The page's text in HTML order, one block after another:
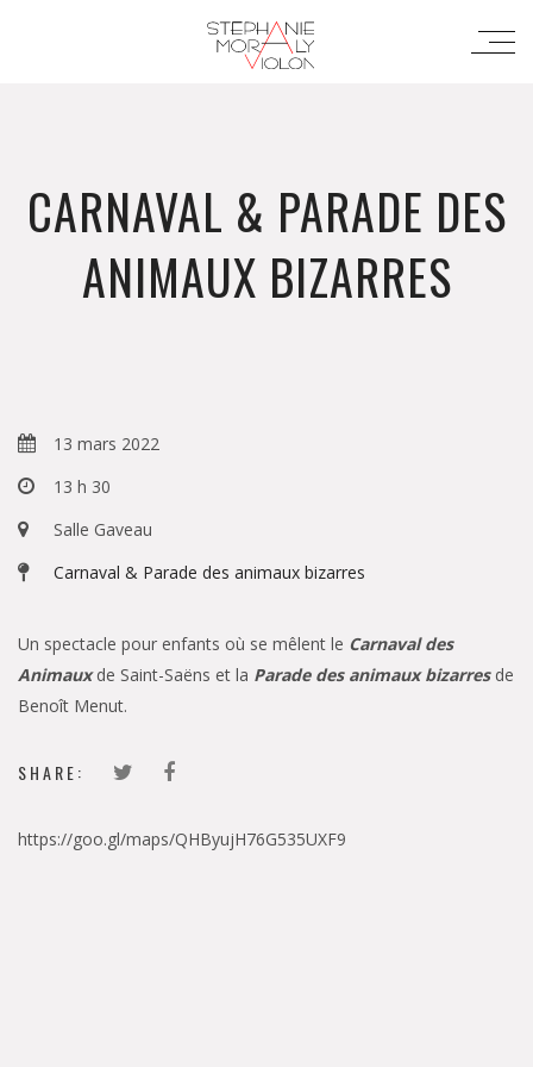
CARNAVAL & PARADE DES
ANIMAUX BIZARRES
13 mars 2022
13 h 30
Salle Gaveau
Carnaval & Parade des animaux bizarres
Un spectacle pour enfants où se mêlent le Carnaval des
Animaux de Saint-Saëns et la Parade des animaux bizarres de
Benoît Menut.
SHARE:
https://goo.gl/maps/QHByujH76G535UXF9